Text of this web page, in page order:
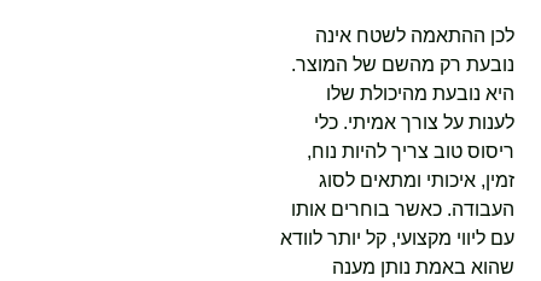
לכן ההתאמה לשטח אינה
נובעת רק מהשם של המוצר.
היא נובעת מהיכולת שלו
לענות על צורך אמיתי. כלי
ריסוס טוב צריך להיות נוח,
זמין, איכותי ומתאים לסוג
העבודה. כאשר בוחרים אותו
עם ליווי מקצועי, קל יותר לוודא
שהוא באמת נותן מענה